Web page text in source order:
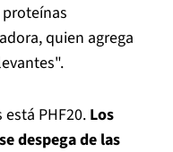
quien agrega
PHF20. Los
despega de las